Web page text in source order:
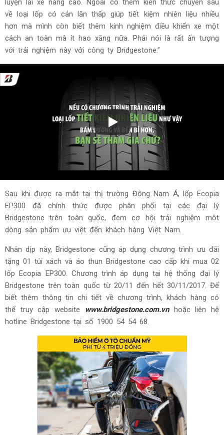
luyện lái xe nâng cao. Ngoài có thêm kiến thức chuyên sâu
về loại lốp có cản lăn thấp giúp tiết kiệm nhiên liệu nhiều
hơn mà mình còn biết thêm kinh nghiệm điều khiển xe một
cách an toàn mà ít hao xăng nữa. Phải nói là rất ấn tượng
với trải nghiệm này với công ty Bridgestone.”
Sau khi được ra mắt tại thị trường Đông Nam Á, lốp Ecopia
EP300 đã chính thức được phân phối tại các đại lý
Bridgestone trên toàn quốc, đem cơ hội trải nghiệm một
dòng sản phẩm ưu việt đến khách hàng Việt Nam.
Nhân dịp này, Bridgestone cũng áp dụng chương trình ưu đãi
tặng 01 túi xách và áo thun Bridgestone cao cấp khi mua 02
lốp Ecopia EP300. Chương trình áp dụng tại hệ thống đại lý
Bridgestone trên toàn quốc từ 20/11 đến hết 30/11/2017. Để
biết thêm thông tin chi tiết về chương trình, khách hàng có
thể truy cập website
www.bridgestone.com.vnhoặc liên hệ
hotline Bridgestone tại số 1900 54 54 68.